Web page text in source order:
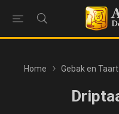
Home Gebak en Taart